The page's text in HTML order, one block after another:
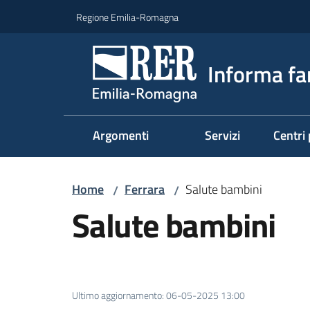
Regione Emilia-Romagna
Informa
Argomenti Servizi Centri
Home / Ferrara / Salute bambini
Salute bambini
Ultimo aggiornamento:06-05-2025 13:00